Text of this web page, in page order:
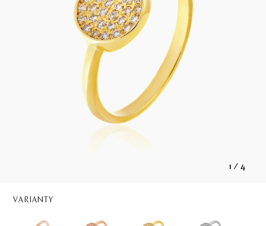
1 / 4
VARIANTY